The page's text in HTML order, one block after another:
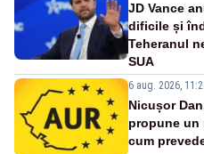
JD Vance
dificile și
Teheranul
SUA
6 aug. 2026,
Nicușor
propune un
cum